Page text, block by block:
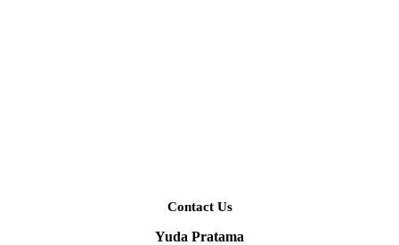
Contact Us
Yuda Pratama